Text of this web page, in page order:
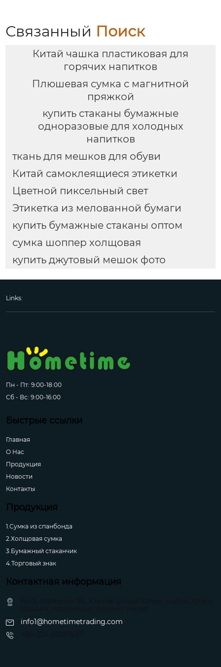
Связанный Поиск
Китай чашка пластиковая для
горячих напитков
Плюшевая сумка с магнитной
пряжкой
купить стаканы бумажные
одноразовые для холодных
напитков
ткань для мешков для обуви
Китай самоклеящиеся этикетки
Цветной пиксельный свет
Этикетка из мелованной бумаги
купить бумажные стаканы оптом
сумка шоппер холщовая
купить джутовый мешок фото
Links:
Пн - Пт: 9:00-18:00
Сб - Вс: 9:00-16:00
Быстрые ссылки
Главная
О Hас
Продукция
Новости
Контакты
Продукция
1.Сумка из спанбонда
2.Холщовая сумка
3.Бумажный стаканчик
4.Торговый знак
Контактная информация
info1@hometimetrading.com